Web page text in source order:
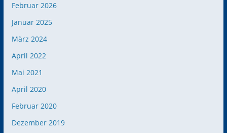
Februar 2026
Januar 2025
März 2024
April 2022
Mai 2021
April 2020
Februar 2020
Dezember 2019